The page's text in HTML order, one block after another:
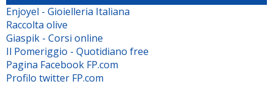
Enjoyel - Gioielleria Italiana
Raccolta olive
Giaspik - Corsi online
Il Pomeriggio - Quotidiano free
Pagina Facebook FP.com
Profilo twitter FP.com